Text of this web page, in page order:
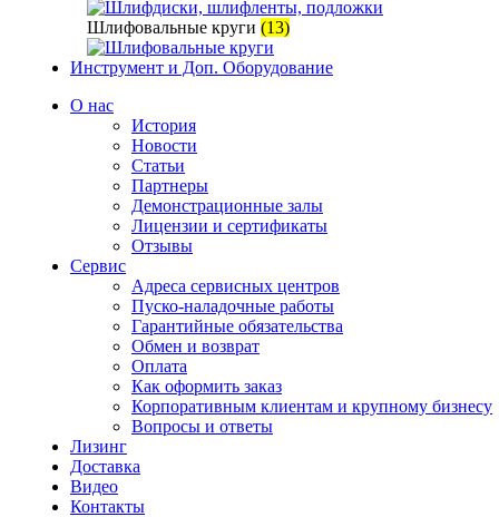
Шлифовальные круги (13)
Инструмент и Доп. Оборудование
О нас
История
Новости
Статьи
Партнеры
Демонстрационные залы
Лицензии и сертификаты
Отзывы
Сервис
Адреса сервисных центров
Пуско-наладочные работы
Гарантийные обязательства
Обмен и возврат
Оплата
Как оформить заказ
Корпоративным клиентам и крупному бизнесу
Вопросы и ответы
Лизинг
Доставка
Видео
Контакты